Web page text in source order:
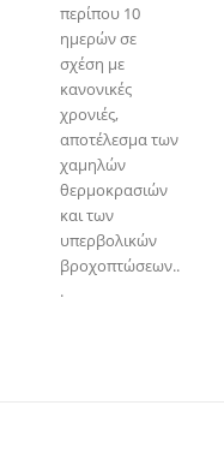
περίπου 10
ημερών σε
σχέση με
κανονικές
χρονιές,
αποτέλεσμα των
χαμηλών
θερμοκρασιών
και των
υπερβολικών
βροχοπτώσεων..
.